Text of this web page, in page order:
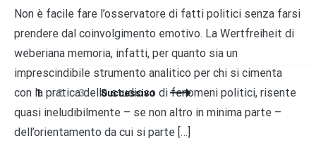
Non è facile fare l’osservatore di fatti politici senza farsi
prendere dal coinvolgimento emotivo. La Wertfreiheit di
weberiana memoria, infatti, per quanto sia un
imprescindibile strumento analitico per chi si cimenta
con la pratica dello studioso di fenomeni politici, risente
quasi ineludibilmente – se non altro in minima parte –
dell’orientamento da cui si parte […]
Navigazione
Pagina
1 Pagina
2 Pagina
3 Successivo